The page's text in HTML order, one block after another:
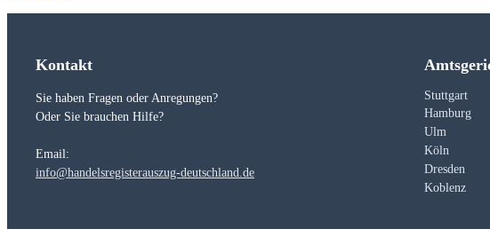
Kontakt
Sie haben Fragen oder Anregungen?
Oder Sie brauchen Hilfe?
Email:
info@handelsregisterauszug-deutschland.de
Stuttgart
Hamburg
Ulm
Köln
Dresden
Koblenz